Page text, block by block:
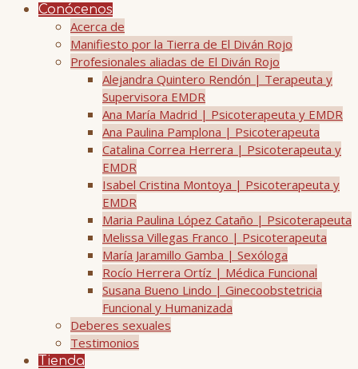
Conócenos
Acerca de
Manifiesto por la Tierra de El Diván Rojo
Profesionales aliadas de El Diván Rojo
Alejandra Quintero Rendón | Terapeuta y
Supervisora EMDR
Ana María Madrid | Psicoterapeuta y EMDR
Ana Paulina Pamplona | Psicoterapeuta
Catalina Correa Herrera | Psicoterapeuta y
EMDR
Isabel Cristina Montoya | Psicoterapeuta y
EMDR
Maria Paulina López Cataño | Psicoterapeuta
Melissa Villegas Franco | Psicoterapeuta
María Jaramillo Gamba | Sexóloga
Rocío Herrera Ortíz | Médica Funcional
Susana Bueno Lindo | Ginecoobstetricia
Funcional y Humanizada
Deberes sexuales
Testimonios
Tienda